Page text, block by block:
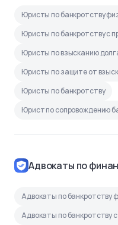
Юристы по банкротству
Юристы по банкротству с
Юристы по взысканию
Юристы по защите от
Юристы по банкротству
Юрист по сопровождению
Адвокаты по
Адвокаты по банкротству
Адвокаты по банкротству